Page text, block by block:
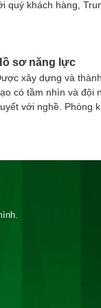
quý khách hàng,
sơ năng lực
xây dựng và
có tầm nhìn và đội
với nghề. Phòng